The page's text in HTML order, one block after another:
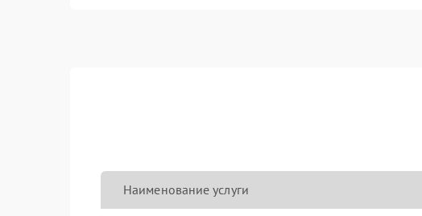
Наименование услуги